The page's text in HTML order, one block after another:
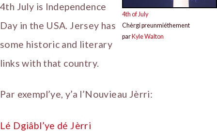
4th of July
Chèrgi preunmiéthement
par Kyle Walton
4th July is Independence
Day in the USA. Jersey has
some historic and literary
links with that country.
Par exempl’ye, y’a l’Nouvieau Jèrri:
Lé Dgiâbl’ye dé Jèrri